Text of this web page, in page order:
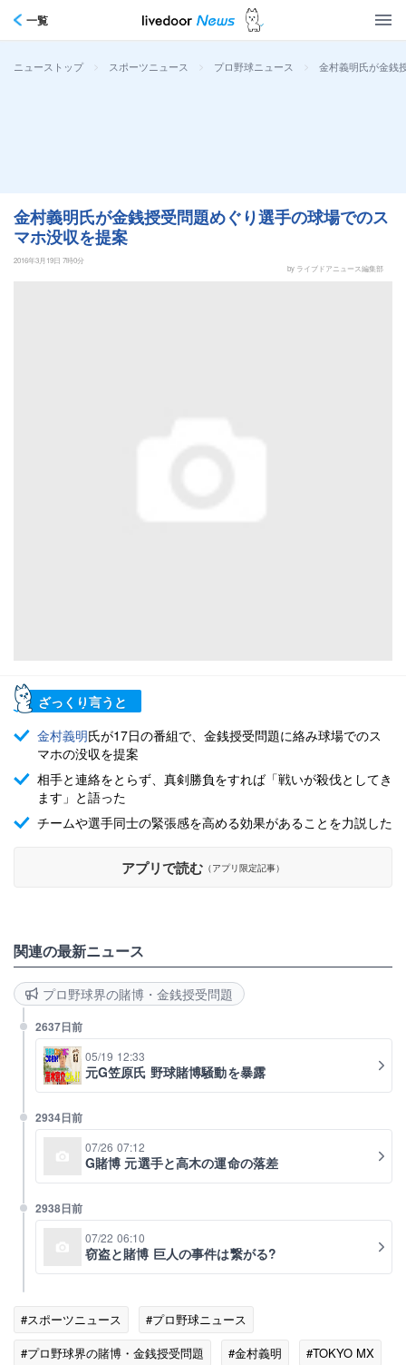
一覧
ニューストップ > スポーツニュース > プロ野球ニュース > 金村義明氏が金銭
金村義明氏が金銭授受問題めぐり選手の球場でのス
マホ没収を提案
2016年3月19日 7時0分
by ライブドアニュース編集部
ざっくり言うと
金村義明氏が17日の番組で、金銭授受問題に絡み球場でのス
マホの没収を提案
相手と連絡をとらず、真剣勝負をすれば「戦いが殺伐としてき
ます」と語った
チームや選手同士の緊張感を高める効果があることを力説した
アプリで読む （アプリ限定記事）
関連の最新ニュース
プロ野球界の賭博・金銭授受問題
2637日前
05/19 12:33
元G笠原氏 野球賭博騒動を暴露
2934日前
07/26 07:12
G賭博 元選手と高木の運命の落差
2938日前
07/22 06:10
窃盗と賭博 巨人の事件は繋がる?
#スポーツニュース
#プロ野球ニュース
#プロ野球界の賭博・金銭授受問題
#金村義明
#TOKYO MX